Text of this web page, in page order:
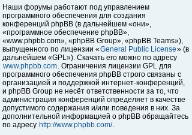
Наши форумы работают под управлением
программного обеспечения для создания
конференций phpBB (в дальнейшем «они»,
«программное обеспечение phpBB»,
«www.phpbb.com», «phpBB Group», «phpBB Teams»),
выпущенного по лицензии «General Public License» (в
дальнейшем «GPL»). Скачать его можно по адресу
www.phpbb.com. Ограничения лицензии GPL для
программного обеспечения phpBB строго связаны с
организацией и поддержкой интернет-конференций,
и phpBB Group не несёт ответственности за то, что
администрация конференций определяет в качестве
допустимого содержания и/или поведения в них. За
дополнительной информацией о phpBB обращайтесь
по адресу http://www.phpbb.com/.